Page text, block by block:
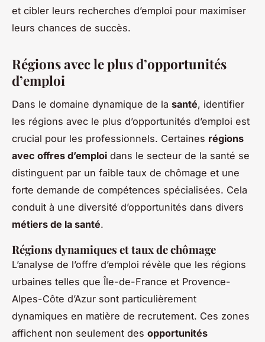
et cibler leurs recherches d’emploi pour maximiser
leurs chances de succès.
Régions avec le plus d’opportunités
d’emploi
Dans le domaine dynamique de la santé, identifier
les régions avec le plus d’opportunités d’emploi est
crucial pour les professionnels. Certaines régions
avec offres d’emploi dans le secteur de la santé se
distinguent par un faible taux de chômage et une
forte demande de compétences spécialisées. Cela
conduit à une diversité d’opportunités dans divers
métiers de la santé.
Régions dynamiques et taux de chômage
L’analyse de l’offre d’emploi révèle que les régions
urbaines telles que Île-de-France et Provence-
Alpes-Côte d’Azur sont particulièrement
dynamiques en matière de recrutement. Ces zones
affichent non seulement des opportunités